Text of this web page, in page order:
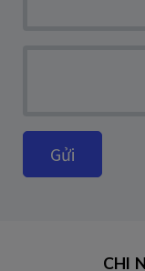
Gửi
CHI